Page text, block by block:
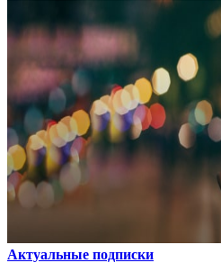
Актуальные подписки